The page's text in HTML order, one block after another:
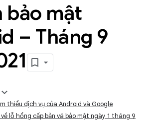
bảo mật
– Tháng 9
thiểu dịch vụ của Android và Google
lỗ hổng cấp bản vá bảo mật ngày 1 tháng 9